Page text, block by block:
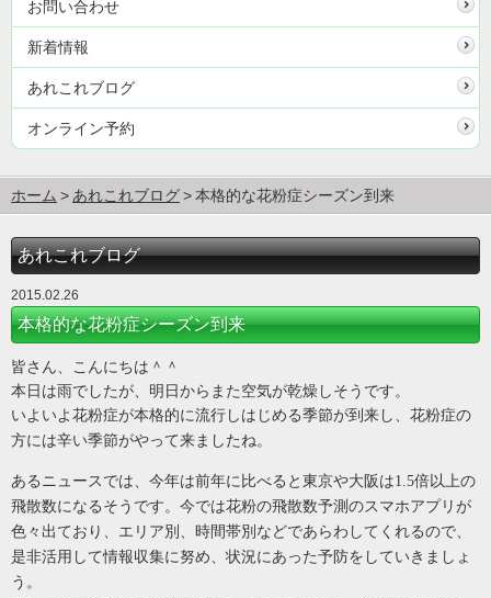
お問い合わせ
新着情報
あれこれブログ
オンライン予約
ホーム あれこれブログ 本格的な花粉症シーズン到来
あれこれブログ
2015.02.26
本格的な花粉症シーズン到来
皆さん、こんにちは＾＾
本日は雨でしたが、明日からまた空気が乾燥しそうです。
いよいよ花粉症が本格的に流行しはじめる季節が到来し、花粉症の
方には辛い季節がやって来ましたね。
あるニュースでは、今年は前年に比べると東京や大阪は1.5倍以上の
飛散数になるそうです。今では花粉の飛散数予測のスマホアプリが
色々出ており、エリア別、時間帯別などであらわしてくれるので、
是非活用して情報収集に努め、状況にあった予防をしていきましょ
う。